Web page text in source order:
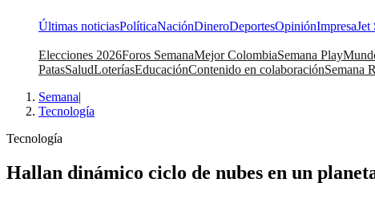
Últimas noticiasPolíticaNaciónDineroDeportesOpiniónImpresaJet
Elecciones 2026Foros SemanaMejor ColombiaSemana Play
PatasSaludLoteríasEducaciónContenido en colaboraciónSemana
Semana|
Tecnología
Tecnología
Hallan dinámico ciclo de nubes en un